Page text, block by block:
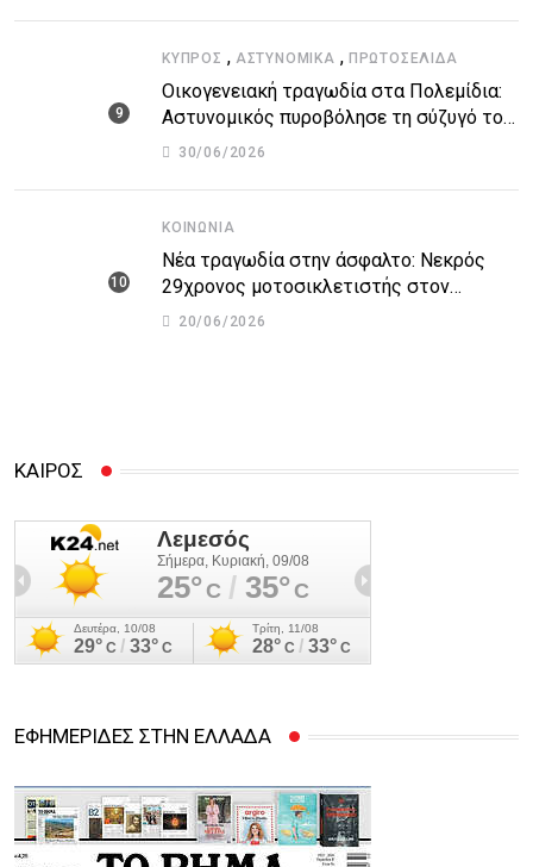
ΚΎΠΡΟΣ , ΑΣΤΥΝΟΜΙΚΆ , ΠΡΩΤΟΣΈΛΙΔΑ
Οικογενειακή τραγωδία στα Πολεμίδια:
Αστυνομικός πυροβόλησε τη σύζυγό του
και αυτοκτόνησε
30/06/2026
ΚΟΙΝΩΝΊΑ
Νέα τραγωδία στην άσφαλτο: Νεκρός
29χρονος μοτοσικλετιστής στον
αυτοκινητόδρομο Πάφου – Λεμεσού
20/06/2026
ΚΑΙΡΟΣ
ΕΦΗΜΕΡΙΔΕΣ ΣΤΗΝ ΕΛΛΑΔΑ